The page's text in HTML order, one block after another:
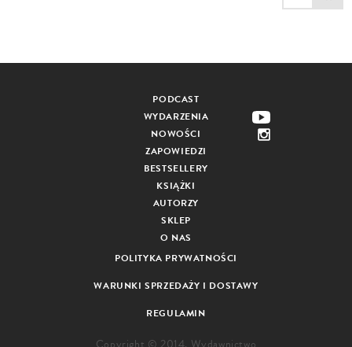
PODCAST
WYDARZENIA
NOWOŚCI
ZAPOWIEDZI
BESTSELLERY
KSIĄŻKI
AUTORZY
SKLEP
O NAS
POLITYKA PRYWATNOŚCI
WARUNKI SPRZEDAŻY I DOSTAWY
REGULAMIN